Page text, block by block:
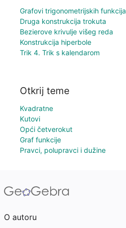
Grafovi trigonometrijskih funkcija
Druga konstrukcija trokuta
Bezierove krivulje višeg reda
Konstrukcija hiperbole
Trik 4. Trik s kalendarom
Otkrij teme
Kvadratne
Kutovi
Opći četverokut
Graf funkcije
Pravci, polupravci i dužine
O autoru